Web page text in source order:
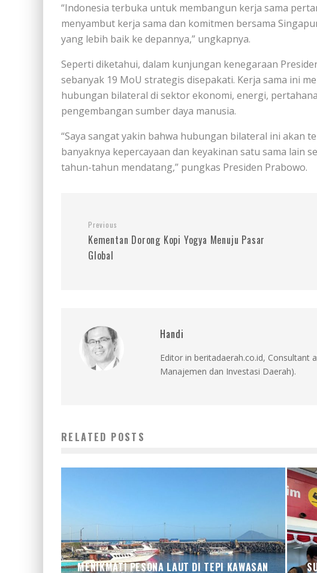
“Indonesia terbuka untuk membangun kerja sama
menyambut kerja sama dan komitmen bersama
yang lebih baik ke depannya,” ungkapnya.
Seperti diketahui, dalam kunjungan kenegaraan
sebanyak 19 MoU strategis disepakati. Kerja sama ini
hubungan bilateral di sektor ekonomi, energi,
pengembangan sumber daya manusia.
“Saya sangat yakin bahwa hubungan bilateral ini akan
banyaknya kepercayaan dan keyakinan satu sama lain
tahun-tahun mendatang,” pungkas Presiden Prabowo.
Previous
Kementan Dorong Kopi Yogya Menuju Pasar
Global
Handi
Editor in beritadaerah.co.id, Consultant
Manajemen dan Investasi Daerah).
RELATED POSTS
MENIKMATI PESONA LAUT DI TEPI KAWASAN